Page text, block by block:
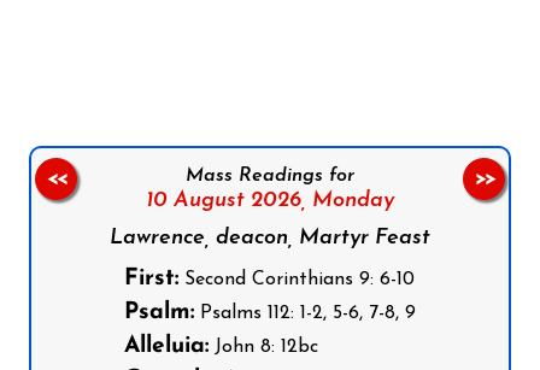
Mass Readings for
10 August 2026, Monday
Lawrence, deacon, Martyr Feast
First: Second Corinthians 9: 6-10
Psalm: Psalms 112: 1-2, 5-6, 7-8, 9
Alleluia: John 8: 12bc
<< >>